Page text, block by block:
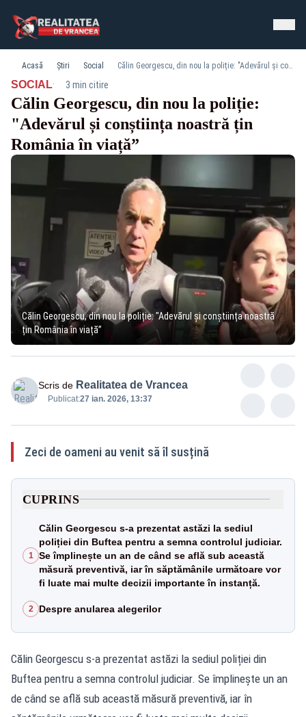
Acasă Știri Social Călin Georgescu, din nou la poliție: "Adevărul și conștiința noastră țin România în viață”
SOCIAL· 3 min citire
Călin Georgescu, din nou la poliție:
"Adevărul și conștiința noastră țin
România în viață”
Călin Georgescu, din nou la poliție: "Adevărul și conștiința noastră
țin România în viață”
Scris de Realitatea de Vrancea
Publicat:27 ian. 2026, 13:37
Zeci de oameni au venit să îl susțină
CUPRINS
1
Călin Georgescu s-a prezentat astăzi la sediul
poliției din Buftea pentru a semna controlul judiciar.
Se împlinește un an de când se află sub această
măsură preventivă, iar în săptămânile următoare vor
fi luate mai multe decizii importante în instanță.
2 Despre anularea alegerilor
Călin Georgescu s-a prezentat astăzi la sediul poliției din
Buftea pentru a semna controlul judiciar. Se împlinește un an
de când se află sub această măsură preventivă, iar în